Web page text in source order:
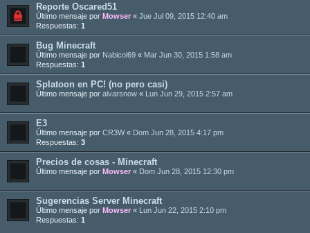
Reporte Oscared51
Último mensaje por Mowser « Jue Jul 09, 2015 12:40 am
Respuestas: 1
Bug Minecraft
Último mensaje por Nabicol69 « Mar Jun 30, 2015 1:58 am
Respuestas: 1
Splatoon en PC! (no pero casi)
Último mensaje por alvarsnow « Lun Jun 29, 2015 2:57 am
E3
Último mensaje por CR3W« Dom Jun 28, 2015 4:17 pm
Respuestas: 3
Precios de cosas - Minecraft
Último mensaje por Mowser « Dom Jun 28, 2015 12:30 pm
Sugerencias Server Minecraft
Último mensaje por Mowser « Lun Jun 22, 2015 2:10 pm
Respuestas: 1